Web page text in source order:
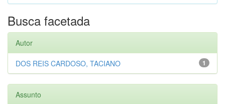
Busca facetada
Autor
1
DOS REIS CARDOSO, TACIANO
Assunto